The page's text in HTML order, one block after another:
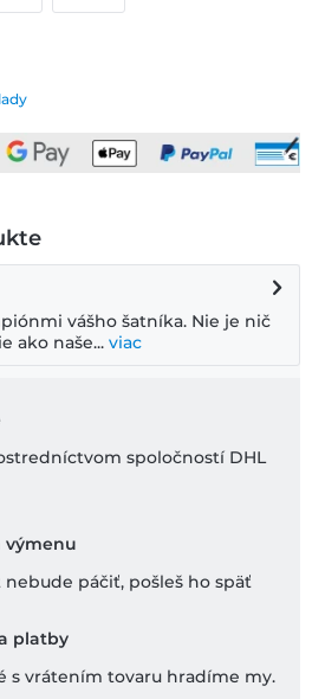
vášho šatníka. Nie je nič
ako naše... viac
spoločností DHL
výmenu
páčiť, pošleš ho späť
platby
s vrátením tovaru hradíme my.